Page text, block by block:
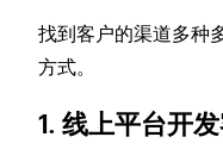
找到客户的渠道多种
方式。
1. 线上平台开